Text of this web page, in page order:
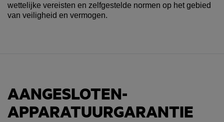
wettelijke vereisten en zelfgestelde normen op het gebied
van veiligheid en vermogen.
AANGESLOTEN-
APPARATUURGARANTIE